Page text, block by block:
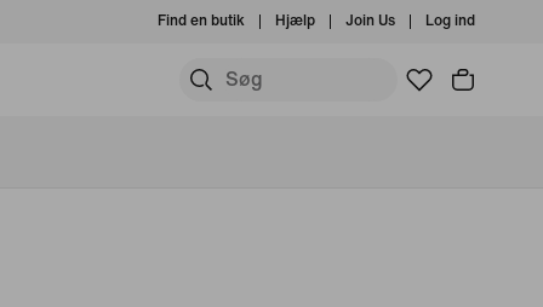
Find en butik Hjælp Join Us Log ind